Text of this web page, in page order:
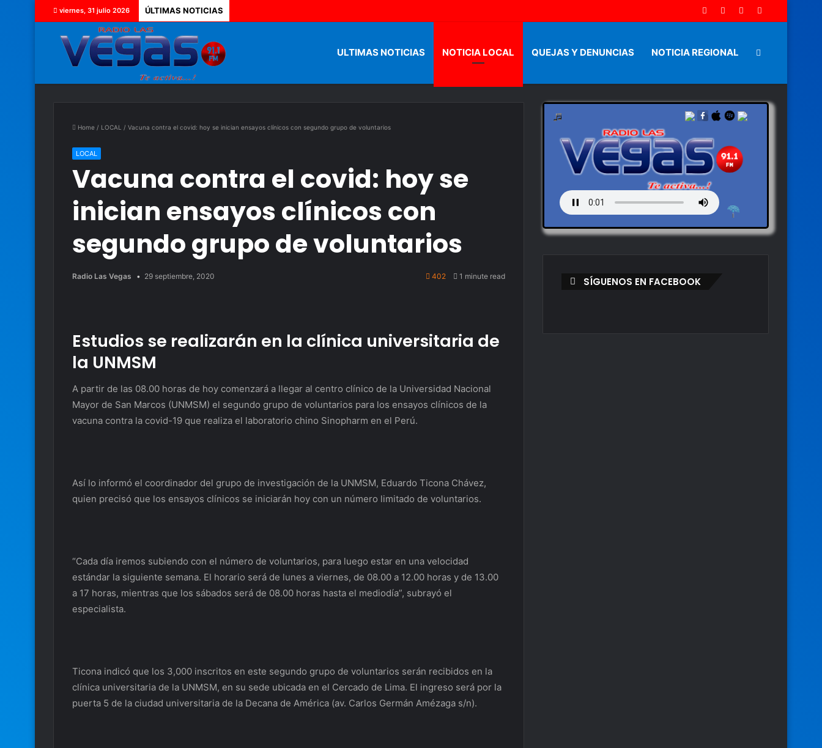
viernes, 31 julio 2026 ÚLTIMAS NOTICIAS
ULTIMAS NOTICIAS NOTICIA LOCAL QUEJAS Y DENUNCIAS NOTICIA REGIONAL Artículo
Home / LOCAL / Vacuna contra el covid: hoy se inician ensayos clínicos con segundo grupo de voluntarios
LOCAL
Vacuna contra el covid: hoy se
inician ensayos clínicos con
segundo grupo de voluntarios
Radio Las Vegas 29 septiembre, 2020 402 1 minute read
Estudios se realizarán en la clínica universitaria de
la UNMSM
A partir de las 08.00 horas de hoy comenzará a llegar al centro clínico de la Universidad Nacional
Mayor de San Marcos (UNMSM) el segundo grupo de voluntarios para los ensayos clínicos de la
vacuna contra la covid-19 que realiza el laboratorio chino Sinopharm en el Perú.
Así lo informó el coordinador del grupo de investigación de la UNMSM, Eduardo Ticona Chávez,
quien precisó que los ensayos clínicos se iniciarán hoy con un número limitado de voluntarios.
“Cada día iremos subiendo con el número de voluntarios, para luego estar en una velocidad
estándar la siguiente semana. El horario será de lunes a viernes, de 08.00 a 12.00 horas y de 13.00
a 17 horas, mientras que los sábados será de 08.00 horas hasta el mediodía”, subrayó el
especialista.
Ticona indicó que los 3,000 inscritos en este segundo grupo de voluntarios serán recibidos en la
clínica universitaria de la UNMSM, en su sede ubicada en el Cercado de Lima. El ingreso será por la
puerta 5 de la ciudad universitaria de la Decana de América (av. Carlos Germán Amézaga s/n).
SÍGUENOS EN FACEBOOK